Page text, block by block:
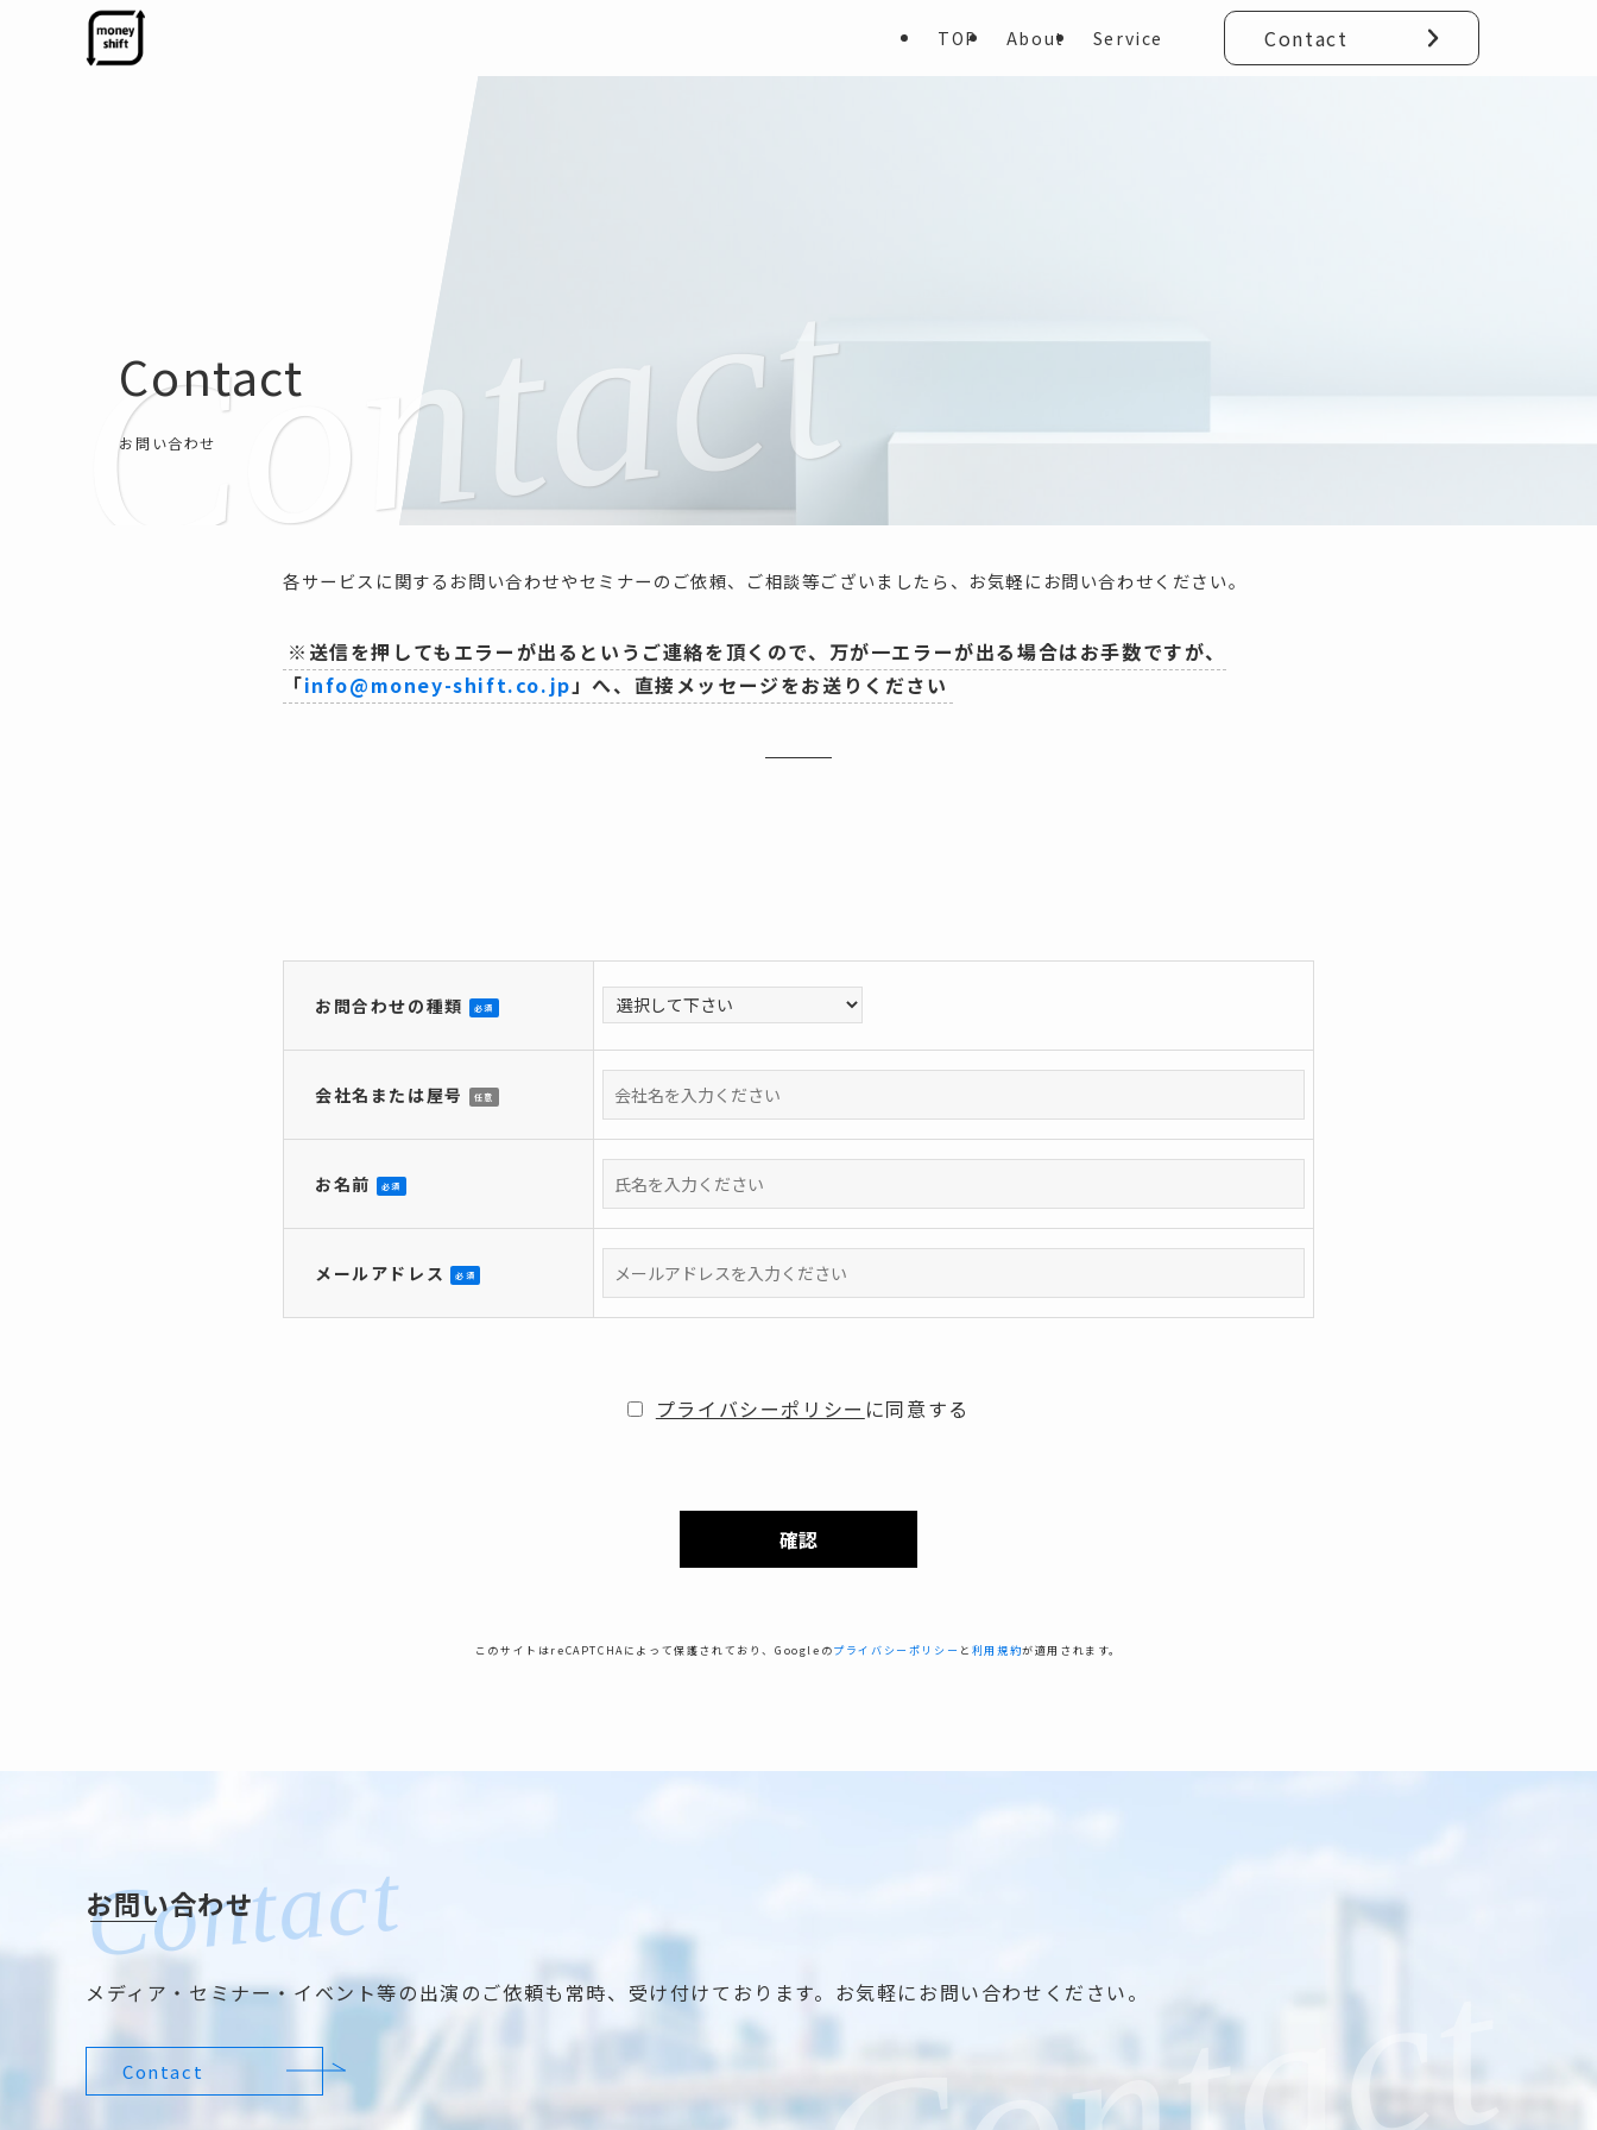
TOP About Service Contact
Contact
お問い合わせ
各サービスに関するお問い合わせやセミナーのご依頼、ご相談等ございましたら、お気軽にお問い合わせください。
※送信を押してもエラーが出るというご連絡を頂くので、万が一エラーが出る場合はお手数ですが、
「info@money-shift.co.jp 」へ、直接メッセージをお送りください
お問合わせの種類 必須
会社名または屋号 任意
お名前 必須
メールアドレス 必須
プライバシーポリシー に同意する
このサイトはreCAPTCHAによって保護されており、Googleのプライバシーポリシー と 利用規約が適用されます。
お問い合わせ
メディア・セミナー・イベント等の出演のご依頼も常時、受け付けております。お気軽にお問い合わせください。
Contact